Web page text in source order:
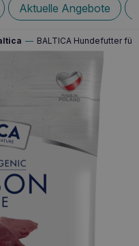
Aktuelle Angebote
— BALTICA Hundefutter